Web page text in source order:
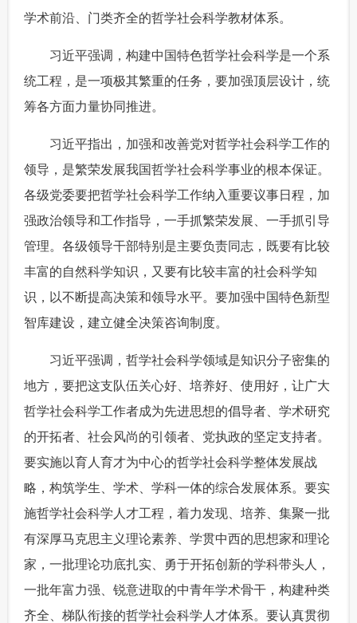
学术前沿、门类齐全的哲学社会科学教材体系。
习近平强调，构建中国特色哲学社会科学是一个系
统工程，是一项极其繁重的任务，要加强顶层设计，统
筹各方面力量协同推进。
习近平指出，加强和改善党对哲学社会科学工作的
领导，是繁荣发展我国哲学社会科学事业的根本保证。
各级党委要把哲学社会科学工作纳入重要议事日程，加
强政治领导和工作指导，一手抓繁荣发展、一手抓引导
管理。各级领导干部特别是主要负责同志，既要有比较
丰富的自然科学知识，又要有比较丰富的社会科学知
识，以不断提高决策和领导水平。要加强中国特色新型
智库建设，建立健全决策咨询制度。
习近平强调，哲学社会科学领域是知识分子密集的
地方，要把这支队伍关心好、培养好、使用好，让广大
哲学社会科学工作者成为先进思想的倡导者、学术研究
的开拓者、社会风尚的引领者、党执政的坚定支持者。
要实施以育人育才为中心的哲学社会科学整体发展战
略，构筑学生、学术、学科一体的综合发展体系。要实
施哲学社会科学人才工程，着力发现、培养、集聚一批
有深厚马克思主义理论素养、学贯中西的思想家和理论
家，一批理论功底扎实、勇于开拓创新的学科带头人，
一批年富力强、锐意进取的中青年学术骨干，构建种类
齐全、梯队衔接的哲学社会科学人才体系。要认真贯彻